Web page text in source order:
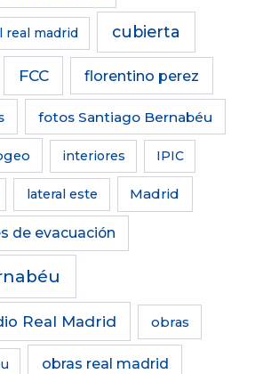
real madrid cubierta
FCC florentino perez
fotos Santiago Bernabéu
interiores IPIC
lateral este Madrid
de evacuación
Real Madrid obras
obras real madrid